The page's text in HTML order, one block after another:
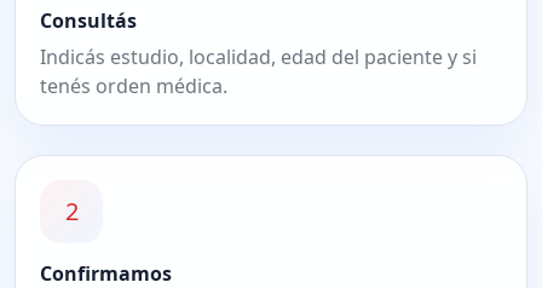
Consultás
Indicás estudio, localidad, edad del paciente y si
tenés orden médica.
2
Confirmamos